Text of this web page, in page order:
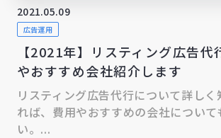
2021.05.09
広告運用
【2021年】リスティング広告代
やおすすめ会社紹介します
リスティング広告代行について詳し
れば、費用やおすすめの会社につい
い。...